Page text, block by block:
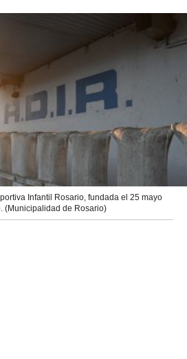
Infantil Rosario, fundada el 25 mayo
(Municipalidad de Rosario)